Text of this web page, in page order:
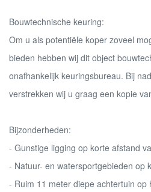
Bouwtechnische keuring:
Om u als potentiële koper zoveel
bieden hebben wij dit object
onafhankelijk keuringsbureau. Bij
verstrekken wij u graag een kopie
Bijzonderheden:
- Gunstige ligging op korte afstand
- Natuur- en watersportgebieden op
- Ruim 11 meter diepe achtertuin op